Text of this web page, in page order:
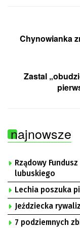
Chynowianka
Zastal
najnowsze
Rządowy
lubuskiego
Lechia poszuka
Jeździecka
7 podziemnych